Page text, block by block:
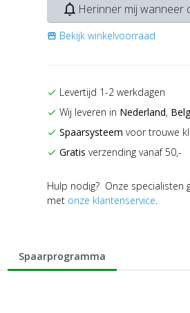
notifications_none Herinner mij wanneer
storefront Bekijk winkelvoorraad
check Levertijd 1-2 werkdagen
check Wij leveren in Nederland,
check Spaarsysteem voor trouwe
check Gratis verzending vanaf 50,-
Hulp nodig? Onze specialisten
met onze klantenservice.
Spaarprogramma